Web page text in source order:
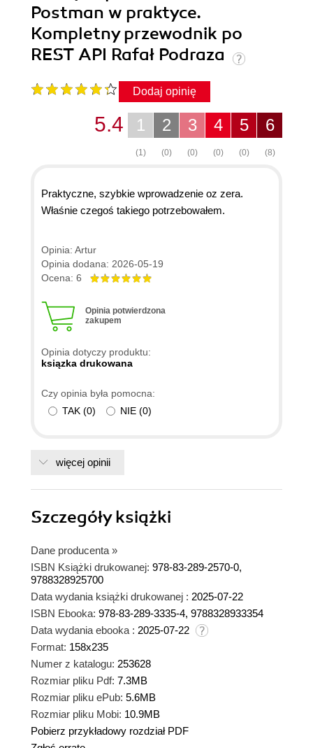
Postman w praktyce.
Kompletny przewodnik po
REST API Rafał Podraza
Dodaj opinię
6
(8)
5
(0)
4
(0)
3
(0)
2
(0)
1
(1)
5.4
Praktyczne, szybkie wprowadzenie oz zera.
Właśnie czegoś takiego potrzebowałem.
Opinia: Artur
Opinia dodana: 2026-05-19
Ocena: 6
Opinia potwierdzona
zakupem
Opinia dotyczy produktu:
ksiązka drukowana
Czy opinia była pomocna:
TAK (0) NIE (0)
więcej opinii
Szczegółyksiążki
Dane producenta »
ISBN Książki drukowanej: 978-83-289-2570-0,
9788328925700
Data wydania książki drukowanej : 2025-07-22
ISBN Ebooka: 978-83-289-3335-4, 9788328933354
Data wydania ebooka : 2025-07-22
Format: 158x235
Numer z katalogu: 253628
Rozmiar pliku Pdf: 7.3MB
Rozmiar pliku ePub: 5.6MB
Rozmiar pliku Mobi: 10.9MB
Pobierz przykładowy rozdział PDF